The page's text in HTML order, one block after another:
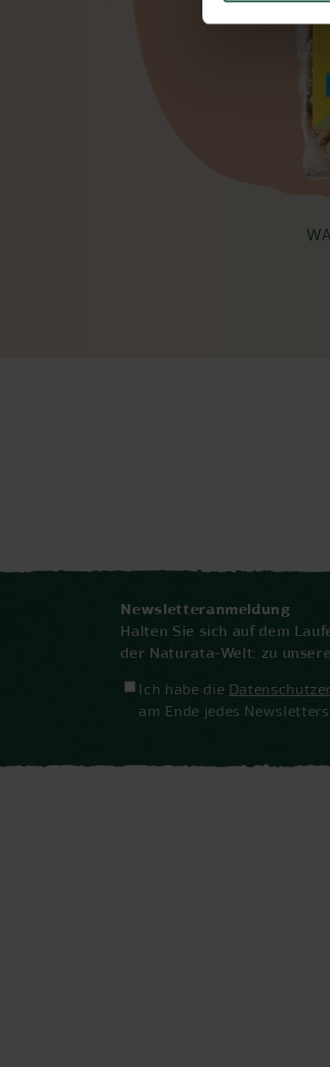
Newsletteranmeldung
Halten Sie sich auf dem
der Naturata-Welt: zu
Ich habe die
am Ende jedes